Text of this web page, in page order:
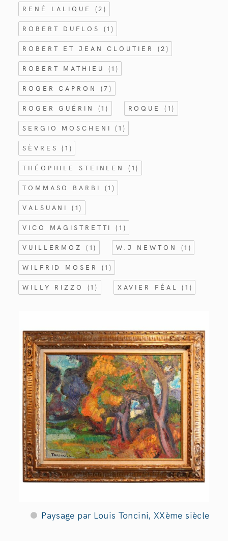
RENÉ LALIQUE (2)
ROBERT DUFLOS (1)
ROBERT ET JEAN CLOUTIER (2)
ROBERT MATHIEU (1)
ROGER CAPRON (7)
ROGER GUÉRIN (1) ROQUE (1)
SERGIO MOSCHENI(1)
SÈVRES(1)
THÉOPHILE STEINLEN(1)
TOMMASO BARBI (1)
VALSUANI(1)
VICO MAGISTRETTI(1)
VUILLERMOZ (1) W.J NEWTON (1)
WILFRID MOSER (1)
WILLY RIZZO (1) XAVIER FÉAL(1)
Paysage par Louis Toncini, XXème siècle